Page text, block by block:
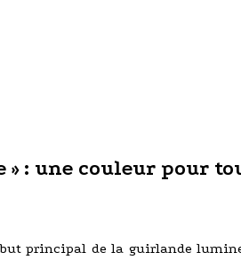
: une couleur pour
principal de la guirlande